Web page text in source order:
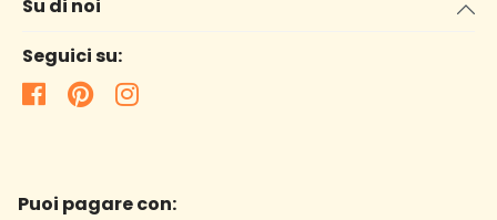
Su di noi
Seguici su:
Puoi pagare con: